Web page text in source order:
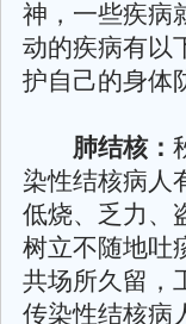
神，一些疾病
动的疾病有以
护自己的身体
肺结核：
染性结核病人
低烧、乏力、
树立不随地吐
共场所久留，
传染性结核病